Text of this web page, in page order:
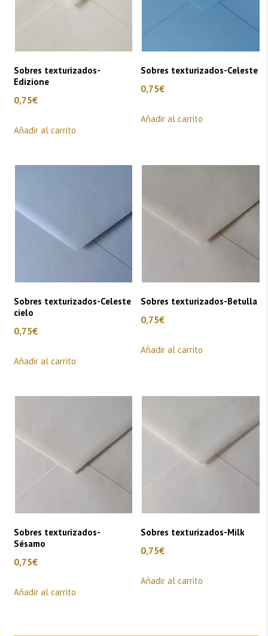
Sobres texturizados-
Edizione
0,75€
Añadir al carrito
Sobres texturizados-Celeste
0,75€
Añadir al carrito
Sobres texturizados-Celeste
cielo
0,75€
Añadir al carrito
Sobres texturizados-Betulla
0,75€
Añadir al carrito
Sobres texturizados-
Sésamo
0,75€
Añadir al carrito
Sobres texturizados-Milk
0,75€
Añadir al carrito